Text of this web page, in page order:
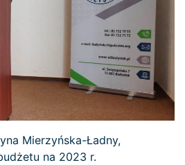
Mierzyńska-Ładny,
na 2023 r.